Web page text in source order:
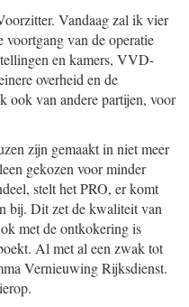
Vandaag zal ik vier
voortgang van de operatie
en kamers, VVD-
overheid en de
ook van andere partijen, voor
zijn gemaakt in niet meer
gekozen voor minder
stelt het PRO, er komt
bij. Dit zet de kwaliteit van
met de ontkokering is
Al met al een zwak tot
Vernieuwing Rijksdienst.